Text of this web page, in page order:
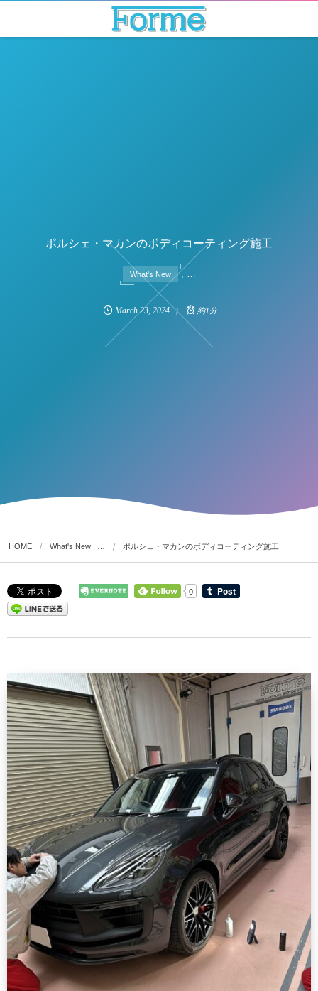
ポルシェ・マカンのボディコーティング施工
What's New , …
March 23, 2024 約1分
HOME What's New , … ポルシェ・マカンのボディコーティング施工
0